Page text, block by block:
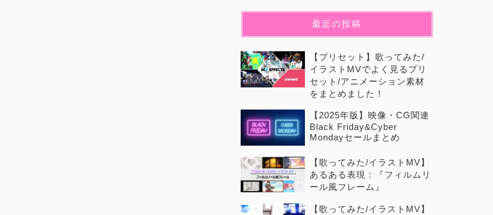
最近の投稿
【プリセット】歌ってみた/
イラストMVでよく見るプリ
セット/アニメーション素材
をまとめました！
【2025年版】映像・CG関連
Black Friday&Cyber
Mondayセールまとめ
【歌ってみた/イラストMV】
あるある表現：『フィルムリ
ール風フレーム』
【歌ってみた/イラストMV】